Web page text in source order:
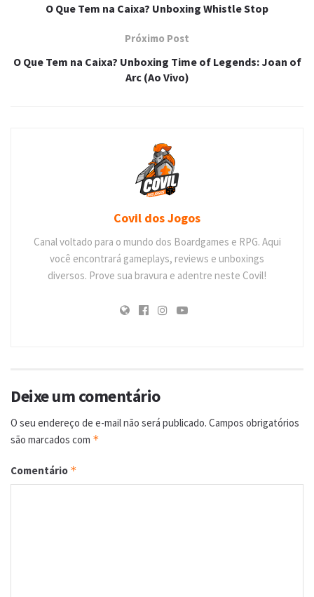
O Que Tem na Caixa? Unboxing Whistle Stop
Próximo Post
O Que Tem na Caixa? Unboxing Time of Legends: Joan of
Arc (Ao Vivo)
Covil dos Jogos
Canal voltado para o mundo dos Boardgames e RPG. Aqui
você encontrará gameplays, reviews e unboxings
diversos. Prove sua bravura e adentre neste Covil!
Deixe um comentário
O seu endereço de e-mail não será publicado. Campos obrigatórios
são marcados com *
Comentário *